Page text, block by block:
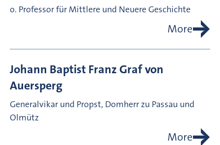
o. Professor für Mittlere und Neuere Geschichte
More
Johann Baptist Franz Graf von
Auersperg
Generalvikar und Propst, Domherr zu Passau und
Olmütz
More